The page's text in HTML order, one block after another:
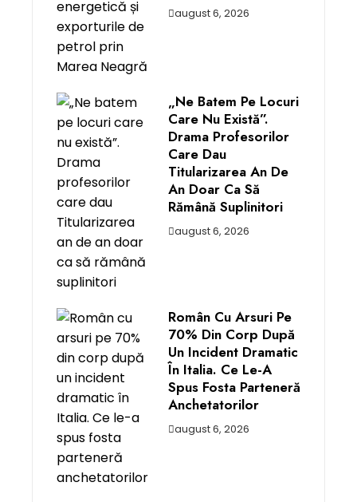
august 6, 2026
„Ne Batem Pe Locuri
Care Nu Există”.
Drama Profesorilor
Care Dau
Titularizarea An De
An Doar Ca Să
Rămână Suplinitori
august 6, 2026
Român Cu Arsuri Pe
70% Din Corp După
Un Incident Dramatic
În Italia. Ce Le-A
Spus Fosta Parteneră
Anchetatorilor
august 6, 2026